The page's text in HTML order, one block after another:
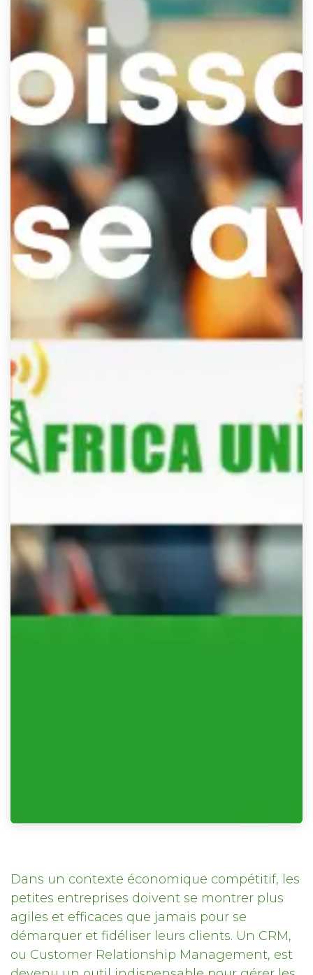
Dans un contexte économique compétitif, les
petites entreprises doivent se montrer plus
agiles et efficaces que jamais pour se
démarquer et fidéliser leurs clients. Un CRM,
ou Customer Relationship Management, est